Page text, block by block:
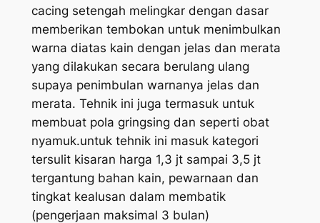
cacing setengah melingkar dengan dasar
memberikan tembokan untuk menimbulkan
warna diatas kain dengan jelas dan merata
yang dilakukan secara berulang ulang
supaya penimbulan warnanya jelas dan
merata. Tehnik ini juga termasuk untuk
membuat pola gringsing dan seperti obat
nyamuk.untuk tehnik ini masuk kategori
tersulit kisaran harga 1,3 jt sampai 3,5 jt
tergantung bahan kain, pewarnaan dan
tingkat kealusan dalam membatik
(pengerjaan maksimal 3 bulan)